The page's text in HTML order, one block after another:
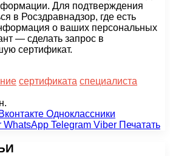
Для подтверждения
в Росздравнадзор, где есть
о ваших персональных
— сделать запрос в
сертификат.
сертификата специалиста
Вконтакте Одноклассники
WhatsApp Telegram Viber Печатать